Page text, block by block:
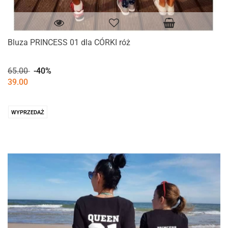
Bluza PRINCESS 01 dla CÓRKI róż
65.00 -40%
39.00
WYPRZEDAŻ